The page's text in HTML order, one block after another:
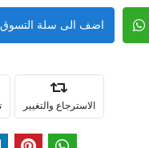
اضف الى سلة التسوق
الاسترجاع والتغيير